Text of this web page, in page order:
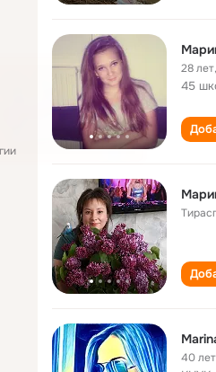
28 лет,
45
40 лет